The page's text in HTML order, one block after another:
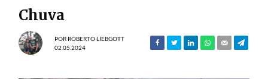
Chuva
POR ROBERTO LIEBGOTT
02.05.2024